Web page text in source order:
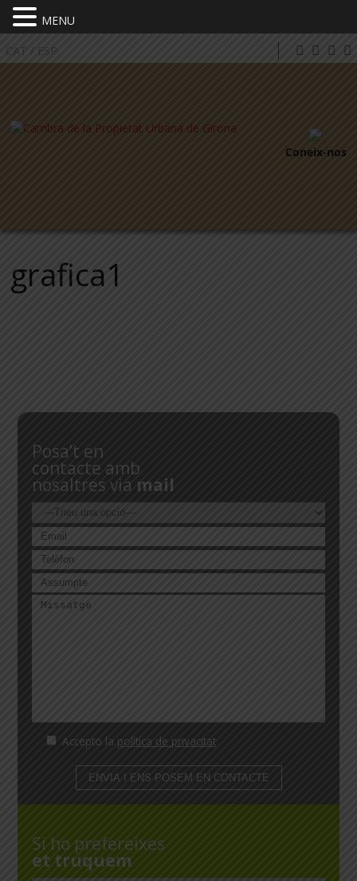
CAT / ESP
Coneix-nos
grafica1
Posa’t en
contacte amb
nosaltres via mail
Accepto la política de privacitat
Si ho prefereixes
et truquem
MENU